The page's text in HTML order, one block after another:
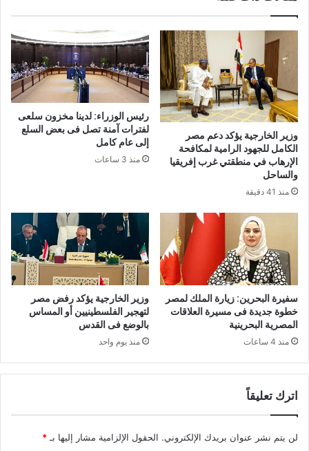
وزير الخارجية يؤكد دعم مصر
الكامل للجهود الرامية لمكافحة
الإرهاب في منطقتي غرب إفريقيا
والساحل
منذ 41 دقيقة
رئيس الوزراء: لدينا مخزون سلعى
لفترات آمنة تصل فى بعض السلع
إلى عام كامل
منذ 3 ساعات
سفيرة البحرين: زيارة الملك لمصر
خطوة جديدة فى مسيرة العلاقات
المصرية البحرينية
منذ 4 ساعات
وزير الخارجية يؤكد رفض مصر
لتهجير الفلسطينيين أو المساس
بالوضع فى القدس
منذ يوم واحد
اترك تعليقاً
لن يتم نشر عنوان بريدك الإلكتروني. الحقول الإلزامية مشار إليها بـ *